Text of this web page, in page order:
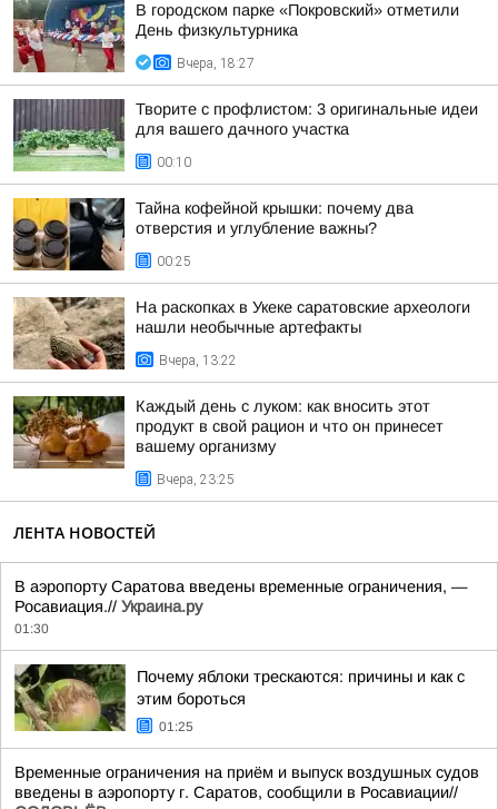
В городском парке «Покровский» отметили
День физкультурника
Вчера, 18:27
Творите с профлистом: 3 оригинальные идеи
для вашего дачного участка
00:10
Тайна кофейной крышки: почему два
отверстия и углубление важны?
00:25
На раскопках в Укеке саратовские археологи
нашли необычные артефакты
Вчера, 13:22
Каждый день с луком: как вносить этот
продукт в свой рацион и что он принесет
вашему организму
Вчера, 23:25
ЛЕНТА НОВОСТЕЙ
В аэропорту Саратова введены временные ограничения, —
Росавиация.// Украина.ру
01:30
Почему яблоки трескаются: причины и как с
этим бороться
01:25
Временные ограничения на приём и выпуск воздушных судов
введены в аэропорту г. Саратов, сообщили в Росавиации//